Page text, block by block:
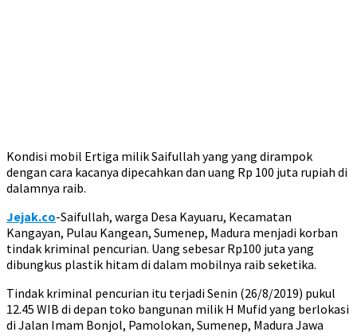
Kondisi mobil Ertiga milik Saifullah yang yang dirampok
dengan cara kacanya dipecahkan dan uang Rp 100 juta rupiah di
dalamnya raib.
Jejak.co-Saifullah, warga Desa Kayuaru, Kecamatan
Kangayan, Pulau Kangean, Sumenep, Madura menjadi korban
tindak kriminal pencurian. Uang sebesar Rp100 juta yang
dibungkus plastik hitam di dalam mobilnya raib seketika.
Tindak kriminal pencurian itu terjadi Senin (26/8/2019) pukul
12.45 WIB di depan toko bangunan milik H Mufid yang berlokasi
di Jalan Imam Bonjol, Pamolokan, Sumenep, Madura Jawa